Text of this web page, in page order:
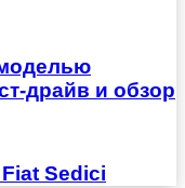
драйв и обзор
Sedici